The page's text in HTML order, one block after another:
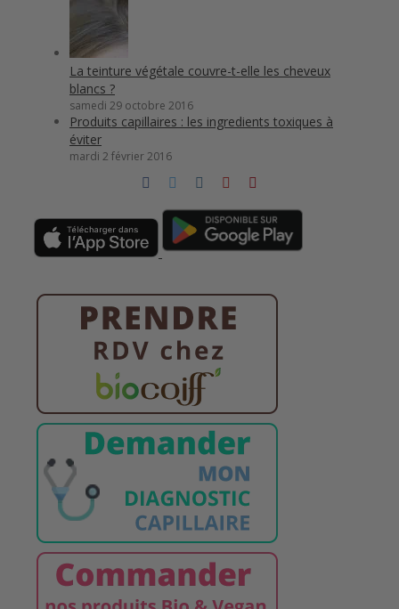
La teinture végétale couvre-t-elle les cheveux
blancs ?
samedi 29 octobre 2016
Produits capillaires : les ingredients toxiques à
éviter
mardi 2 février 2016